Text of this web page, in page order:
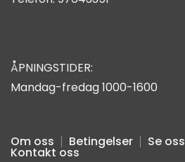
ÅPNINGSTIDER:
Mandag-fredag 1000-1600
Om oss Betingelser Se
Kontakt oss